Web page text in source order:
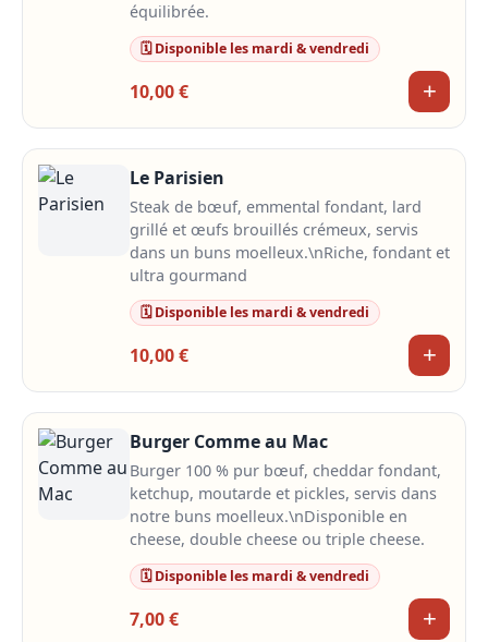
équilibrée.
🗓️ Disponible les mardi & vendredi
10,00 € +
Le Parisien
Steak de bœuf, emmental fondant, lard
grillé et œufs brouillés crémeux, servis
dans un buns moelleux.\nRiche, fondant et
ultra gourmand
🗓️ Disponible les mardi & vendredi
10,00 € +
Burger Comme au Mac
Burger 100 % pur bœuf, cheddar fondant,
ketchup, moutarde et pickles, servis dans
notre buns moelleux.\nDisponible en
cheese, double cheese ou triple cheese.
🗓️ Disponible les mardi & vendredi
7,00 € +